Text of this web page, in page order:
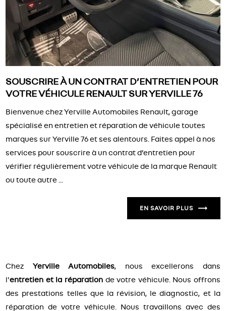
SOUSCRIRE À UN CONTRAT D’ENTRETIEN POUR
VOTRE VÉHICULE RENAULT SUR YERVILLE 76
Bienvenue chez Yerville Automobiles Renault, garage
spécialisé en entretien et réparation de véhicule toutes
marques sur Yerville 76 et ses alentours. Faites appel à nos
services pour souscrire à un contrat d’entretien pour
vérifier régulièrement votre véhicule de la marque Renault
ou toute autre ...
EN SAVOIR PLUS
Chez Yerville Automobiles, nous excellerons dans
l'entretien et la réparationde votre véhicule. Nous offrons
des prestations telles que la révision, le diagnostic, et la
réparation de votre véhicule. Nous travaillons avec des